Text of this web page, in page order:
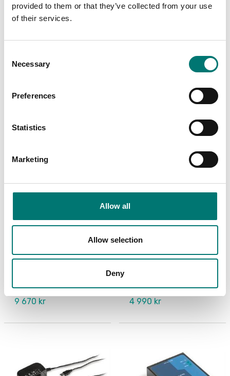
provided to them or that they’ve collected from your use
of their services.
Selection
Necessary
Preferences
Statistics
Marketing
Allow all
Allow selection
Deny
Antivibrationsbord i
Matrisskrivare, RS-232
Artikelnr: YKG-01
9 670 kr
Matrix nålprinter Kern
Artikelnr: YKN-01
4 990 kr